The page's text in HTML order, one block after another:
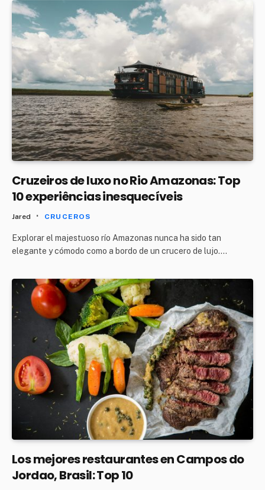
Cruzeiros de luxo no Rio Amazonas: Top
10 experiências inesquecíveis
Jared CRUCEROS
Explorar el majestuoso río Amazonas nunca ha sido tan
elegante y cómodo como a bordo de un crucero de lujo.…
Los mejores restaurantes en Campos do
Jordao, Brasil: Top 10